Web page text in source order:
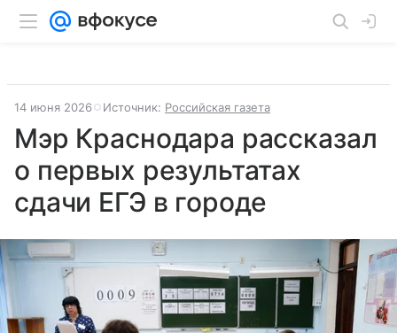
14 июня 2026 Источник: Российская газета
Мэр Краснодара рассказал
о первых результатах
сдачи ЕГЭ в городе